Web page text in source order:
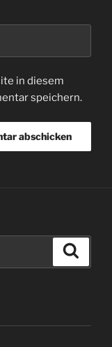
in diesem
speichern.